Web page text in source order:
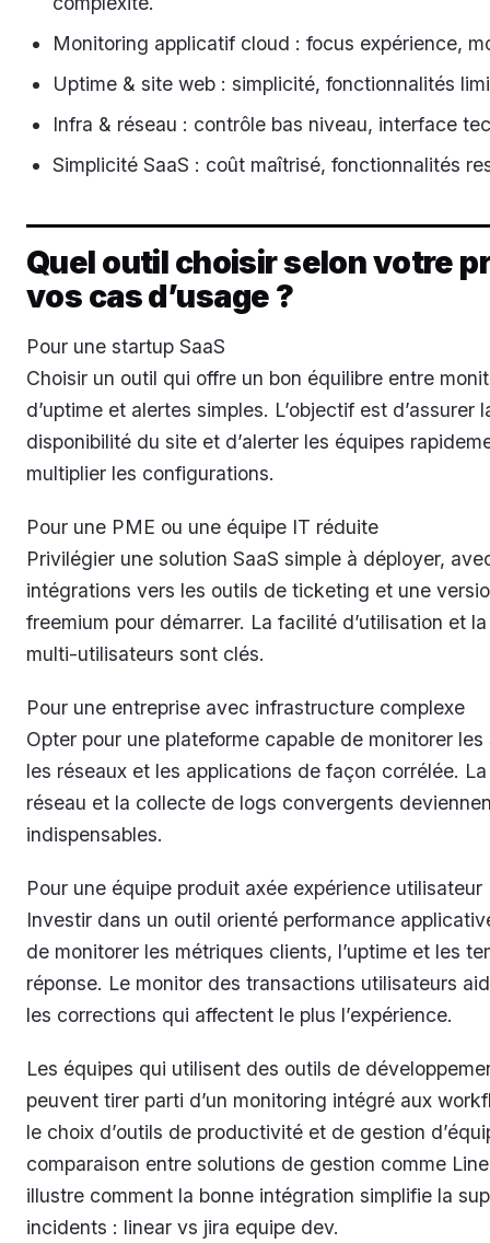
Monitoring applicatif cloud : focus expérience,
Uptime & site web : simplicité, fonctionnalités
Infra & réseau : contrôle bas niveau, interface
Simplicité SaaS : coût maîtrisé, fonctionnalités
Quel outil choisir selon votre
vos cas d’usage ?
Pour une startup SaaS
Choisir un outil qui offre un bon équilibre entre
d’uptime et alertes simples. L’objectif est d’assurer
disponibilité du site et d’alerter les équipes
multiplier les configurations.
Pour une PME ou une équipe IT réduite
Privilégier une solution SaaS simple à déployer,
intégrations vers les outils de ticketing et une
freemium pour démarrer. La facilité d’utilisation et
multi-utilisateurs sont clés.
Pour une entreprise avec infrastructure complexe
Opter pour une plateforme capable de monitorer les
les réseaux et les applications de façon corrélée.
réseau et la collecte de logs convergents
indispensables.
Pour une équipe produit axée expérience utilisateur
Investir dans un outil orienté performance
de monitorer les métriques clients, l’uptime et les
réponse. Le monitor des transactions utilisateurs
les corrections qui affectent le plus l’expérience.
Les équipes qui utilisent des outils de
peuvent tirer parti d’un monitoring intégré aux
le choix d’outils de productivité et de gestion
comparaison entre solutions de gestion comme
illustre comment la bonne intégration simplifie la
incidents : linear vs jira equipe dev.